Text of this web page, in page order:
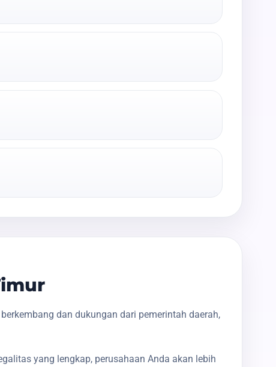
dan dukungan dari pemerintah daerah,
yang lengkap, perusahaan Anda akan lebih